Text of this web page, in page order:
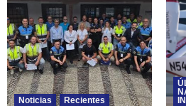
Noticias Recientes